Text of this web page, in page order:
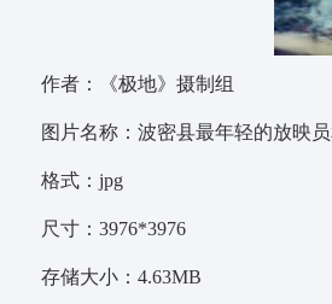
作者：《极地》摄制组
图片名称：波密县最年轻的放映员
格式：jpg
尺寸：3976*3976
存储大小：4.63MB